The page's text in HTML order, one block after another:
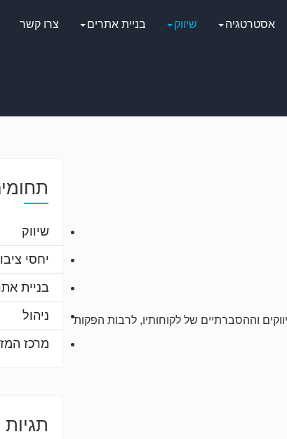
אסטרטגיה שיווק בניית אתרים צרו קשר
וההסברתיים של לקוחותיו, לרבות הפקות
שיווק
יחסי
בניית
ניהול
מרכז
תגיות